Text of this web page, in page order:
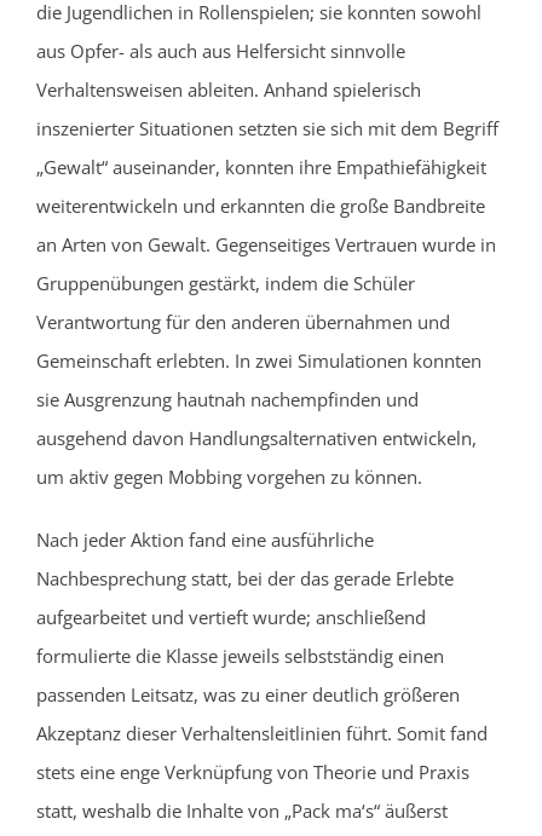
die Jugendlichen in Rollenspielen; sie konnten sowohl
aus Opfer- als auch aus Helfersicht sinnvolle
Verhaltensweisen ableiten. Anhand spielerisch
inszenierter Situationen setzten sie sich mit dem Begriff
„Gewalt“ auseinander, konnten ihre Empathiefähigkeit
weiterentwickeln und erkannten die große Bandbreite
an Arten von Gewalt. Gegenseitiges Vertrauen wurde in
Gruppenübungen gestärkt, indem die Schüler
Verantwortung für den anderen übernahmen und
Gemeinschaft erlebten. In zwei Simulationen konnten
sie Ausgrenzung hautnah nachempfinden und
ausgehend davon Handlungsalternativen entwickeln,
um aktiv gegen Mobbing vorgehen zu können.
Nach jeder Aktion fand eine ausführliche
Nachbesprechung statt, bei der das gerade Erlebte
aufgearbeitet und vertieft wurde; anschließend
formulierte die Klasse jeweils selbstständig einen
passenden Leitsatz, was zu einer deutlich größeren
Akzeptanz dieser Verhaltensleitlinien führt. Somit fand
stets eine enge Verknüpfung von Theorie und Praxis
statt, weshalb die Inhalte von „Pack ma‘s“ äußerst